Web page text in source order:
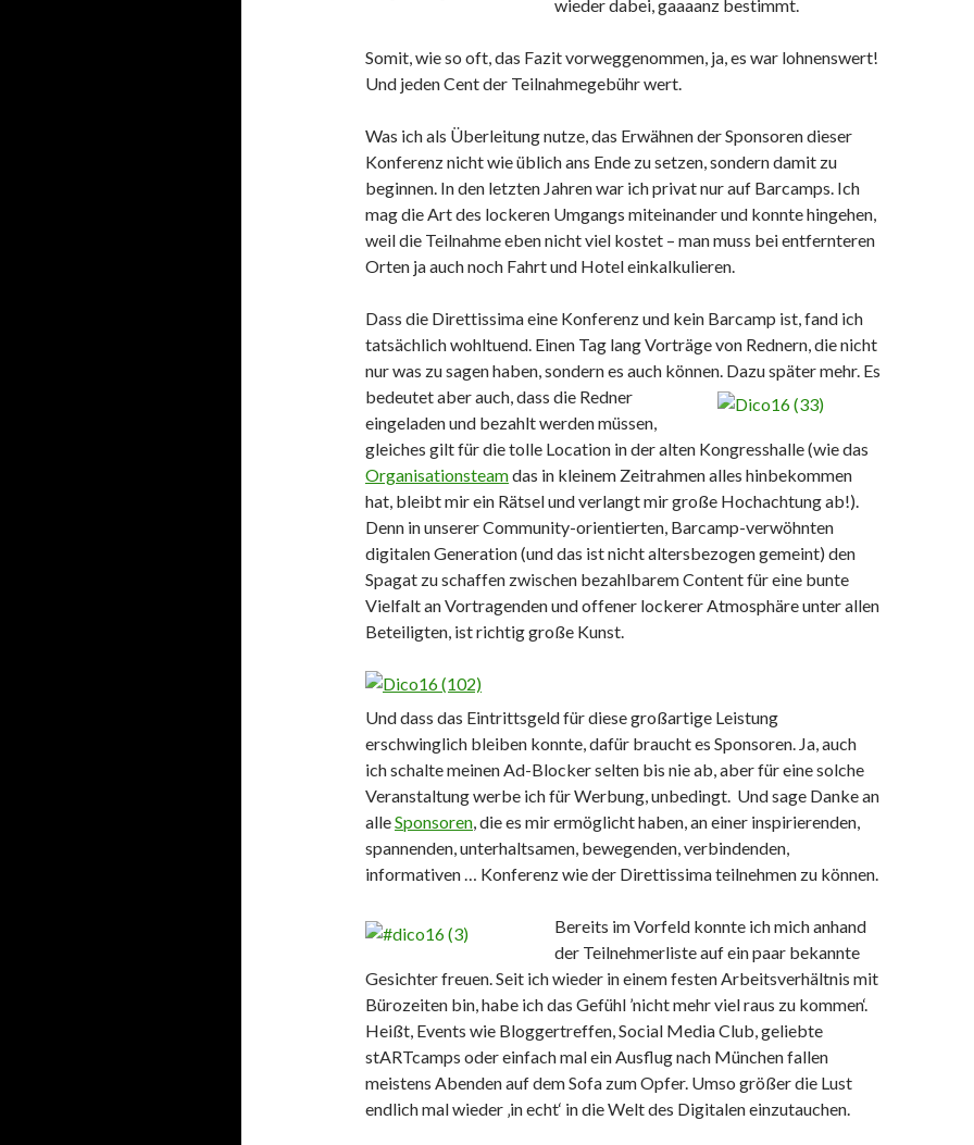
wieder dabei, gaaaanz bestimmt.
Somit, wie so oft, das Fazit vorweggenommen, ja, es war lohnenswert!
Und jeden Cent der Teilnahmegebühr wert.
Was ich als Überleitung nutze, das Erwähnen der Sponsoren dieser
Konferenz nicht wie üblich ans Ende zu setzen, sondern damit zu
beginnen. In den letzten Jahren war ich privat nur auf Barcamps. Ich
mag die Art des lockeren Umgangs miteinander und konnte hingehen,
weil die Teilnahme eben nicht viel kostet – man muss bei entfernteren
Orten ja auch noch Fahrt und Hotel einkalkulieren.
Dass die Direttissima eine Konferenz und kein Barcamp ist, fand ich
tatsächlich wohltuend. Einen Tag lang Vorträge von Rednern, die nicht
nur was zu sagen haben, sondern es auch können. Dazu spätermehr. Es
bedeutet aber auch, dass die Redner
eingeladen und bezahlt werden müssen,
gleiches gilt für die tolle Location in der alten Kongresshalle (wie das
Organisationsteamdas in kleinem Zeitrahmen alles hinbekommen
hat, bleibt mir ein Rätsel und verlangt mir große Hochachtung ab!).
Denn in unserer Community-orientierten, Barcamp-verwöhnten
digitalen Generation (und das ist nicht altersbezogen gemeint) den
Spagat zu schaffen zwischen bezahlbarem Content für eine bunte
Vielfalt an Vortragenden und offener lockerer Atmosphäre unter allen
Beteiligten, ist richtig große Kunst.
Und dass das Eintrittsgeld für diese großartige Leistung
erschwinglich bleiben konnte, dafür braucht es Sponsoren. Ja, auch
ich schalte meinen Ad-Blocker selten bis nie ab, aber für eine solche
Veranstaltung werbe ich für Werbung, unbedingt. Und sage Danke an
alleSponsoren, die es mir ermöglicht haben, an einer inspirierenden,
spannenden, unterhaltsamen, bewegenden, verbindenden,
informativen … Konferenz wie der Direttissima teilnehmen zu können.
Bereits im Vorfeld konnte ich mich anhand
der Teilnehmerliste auf ein paar bekannte
Gesichter freuen. Seit ich wieder in einem festen Arbeitsverhältnis mit
Bürozeiten bin, habe ich das Gefühl ’nicht mehr viel raus zu kommen‘.
Heißt, Events wie Bloggertreffen, Social Media Club, geliebte
stARTcamps oder einfach mal ein Ausflug nach München fallen
meistens Abenden auf dem Sofa zum Opfer. Umso größer die Lust
endlich mal wieder ‚in echt‘ in die Welt des Digitalen einzutauchen.